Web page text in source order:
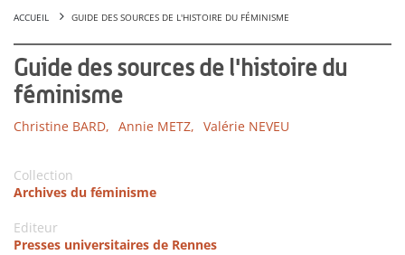
ACCUEIL GUIDE DES SOURCES DE L'HISTOIRE DU FÉMINISME
Guide des sources de l'histoire du
féminisme
Christine BARD, Annie METZ, Valérie NEVEU
Collection
Archives du féminisme
Editeur
Presses universitaires de Rennes